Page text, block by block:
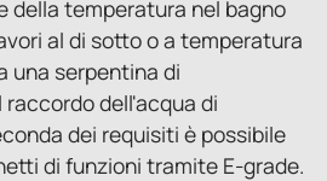
della temperatura nel bagno
al di sotto o a temperatura
una serpentina di
dell'acqua di
dei requisiti è possibile
di funzioni tramite E-grade.